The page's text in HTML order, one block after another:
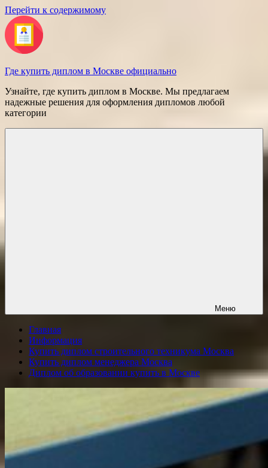
Перейти к содержимому
Где купить диплом в Москве официально
Узнайте, где купить диплом в Москве. Мы предлагаем
надежные решения для оформления дипломов любой
категории
Меню
Главная
Информация
Купить диплом строительного техникума Москва
Купить диплом менеджера Москва
Диплом об образовании купить в Москве